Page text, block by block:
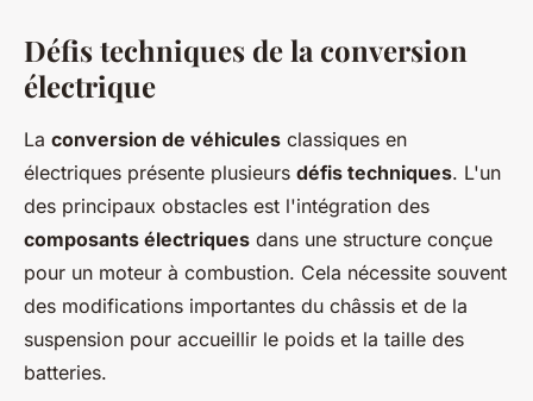
Défis techniques de la conversion
électrique
La conversion de véhicules classiques en
électriques présente plusieurs défis techniques. L'un
des principaux obstacles est l'intégration des
composants électriques dans une structure conçue
pour un moteur à combustion. Cela nécessite souvent
des modifications importantes du châssis et de la
suspension pour accueillir le poids et la taille des
batteries.